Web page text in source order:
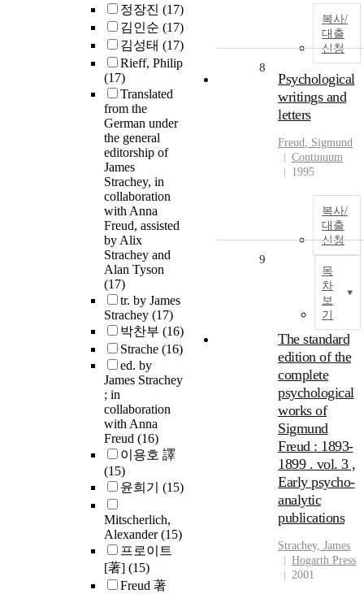
정장진 (17)
김인순 (17)
김성태 (17)
Rieff, Philip
(17)
Translated
from the
German under
the general
editorship of
James
Strachey, in
collaboration
with Anna
Freud, assisted
by Alix
Strachey and
Alan Tyson
(17)
tr. by James
Strachey (17)
박찬부 (16)
Strache (16)
ed. by
James Strachey
; in
collaboration
with Anna
Freud (16)
이용호 譯
(15)
윤희기 (15)
Mitscherlich,
Alexander(15)
프로이트
[著] (15)
Freud 著
복사/
대출
신청
8
Psychological
writings and
letters
Freud, Sigmund
Continuum
1995
복사/
대출
신청
목
차
보
기
9
The standard
edition of the
complete
psychological
works of
Sigmund
Freud : 1893-
1899 . vol. 3 ,
Early psycho-
analytic
publications
Strachey, James
Hogarth Press
2001